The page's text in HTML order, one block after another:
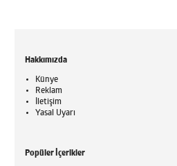
Hakkımızda
Künye
Reklam
İletişim
Yasal Uyarı
Popüler İçerikler